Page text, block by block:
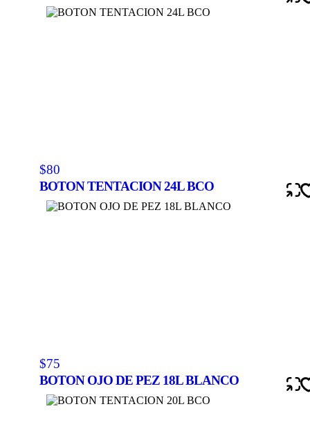
$80
BOTON TENTACION 24L BCO
$75
BOTON OJO DE PEZ 18L BLANCO